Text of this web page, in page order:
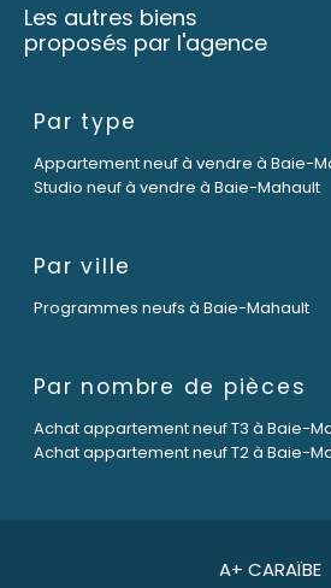
Les autres biens
proposés par l'agence
Par type
Appartement neuf à vendre à Baie-
Studio neuf à vendre à Baie-Mahault
Par ville
Programmes neufs à Baie-Mahault
Par nombre de pièces
Achat appartement neuf T3 à Baie-
Achat appartement neuf T2 à Baie-
A+ CARAÏBE